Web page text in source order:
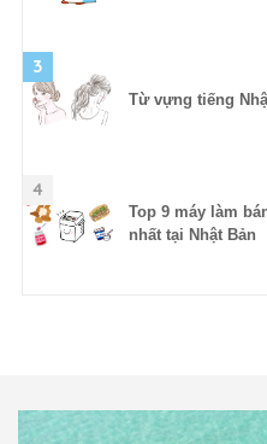
3
Từ vựng tiếng
4
Top 9 máy làm
nhất tại Nhật Bản